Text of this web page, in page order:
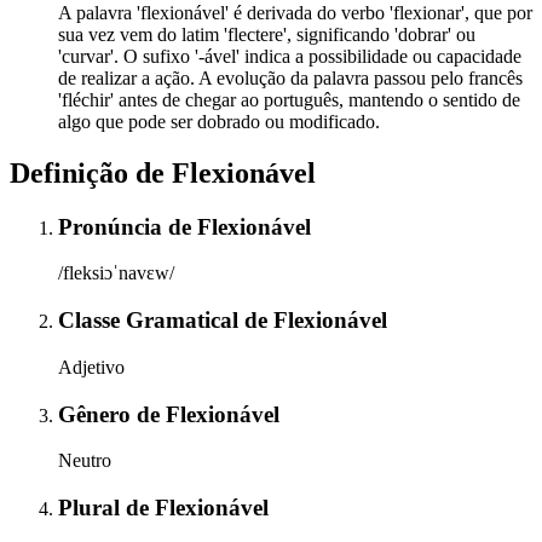
A palavra 'flexionável' é derivada do verbo 'flexionar', que por
sua vez vem do latim 'flectere', significando 'dobrar' ou
'curvar'. O sufixo '-ável' indica a possibilidade ou capacidade
de realizar a ação. A evolução da palavra passou pelo francês
'fléchir' antes de chegar ao português, mantendo o sentido de
algo que pode ser dobrado ou modificado.
Definição de Flexionável
Pronúncia de Flexionável
/fleksiɔˈnavɛw/
Classe Gramatical de Flexionável
Adjetivo
Gênero de Flexionável
Neutro
Plural de Flexionável